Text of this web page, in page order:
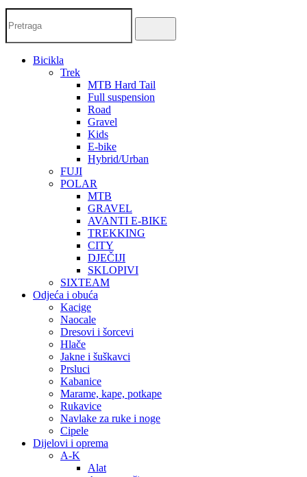
Bicikla
Trek
MTB Hard Tail
Full suspension
Road
Gravel
Kids
E-bike
Hybrid/Urban
FUJI
POLAR
MTB
GRAVEL
AVANTI E-BIKE
TREKKING
CITY
DJEČIJI
SKLOPIVI
SIXTEAM
Odjeća i obuća
Kacige
Naocale
Dresovi i šorcevi
Hlače
Jakne i šuškavci
Prsluci
Kabanice
Marame, kape, potkape
Rukavice
Navlake za ruke i noge
Cipele
Dijelovi i oprema
A-K
Alat